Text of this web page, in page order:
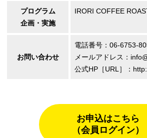
プログラム
企画・実施
IRORI COFFEE
お問い合わせ
電話番号：06-6753-
メールアドレス：
公式HP［URL］：
お申込はこちら
（会員ログイン）